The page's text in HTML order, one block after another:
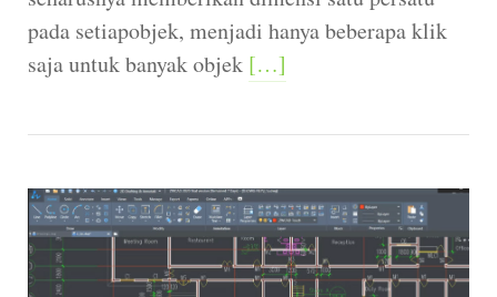
pada setiapobjek, menjadi hanya beberapa klik
saja untuk banyak objek […]